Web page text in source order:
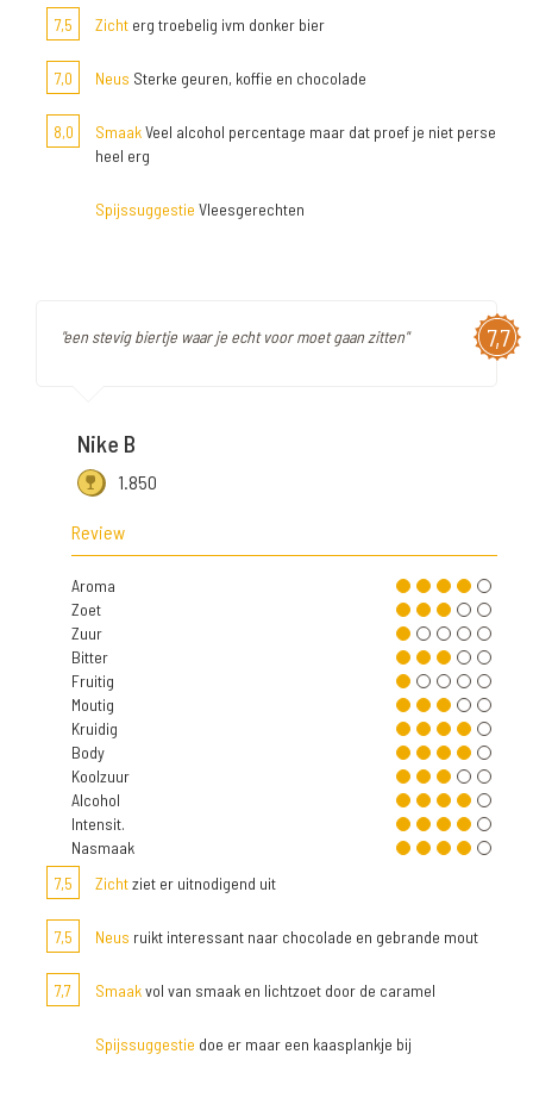
7,5
Zicht erg troebelig ivm donker bier
7,0 Neus Sterke geuren, koffie en chocolade
8,0 SmaakVeel alcohol percentage maar dat proef je niet perse
heel erg
Spijssuggestie Vleesgerechten
7,7
"een stevig biertje waar je echt voor moet gaan zitten"
Nike B
1.850
Review
Aroma
Zoet
Zuur
Bitter
Fruitig
Moutig
Kruidig
Body
Koolzuur
Alcohol
Intensit.
Nasmaak
7,5
Zichtziet er uitnodigend uit
7,5 Neus ruikt interessant naar chocolade en gebrande mout
7,7 Smaakvol van smaak en lichtzoet door de caramel
Spijssuggestie doe er maar een kaasplankje bij